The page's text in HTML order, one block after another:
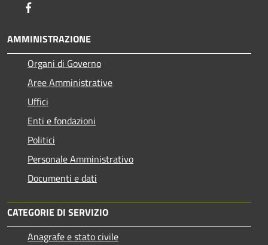
AMMINISTRAZIONE
Organi di Governo
Aree Amministrative
Uffici
Enti e fondazioni
Politici
Personale Amministrativo
Documenti e dati
CATEGORIE DI SERVIZIO
Anagrafe e stato civile